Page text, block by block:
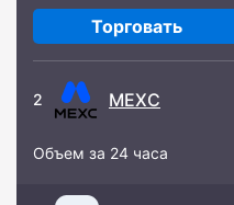
Торговать
2 MEXC
Объем за 24 часа